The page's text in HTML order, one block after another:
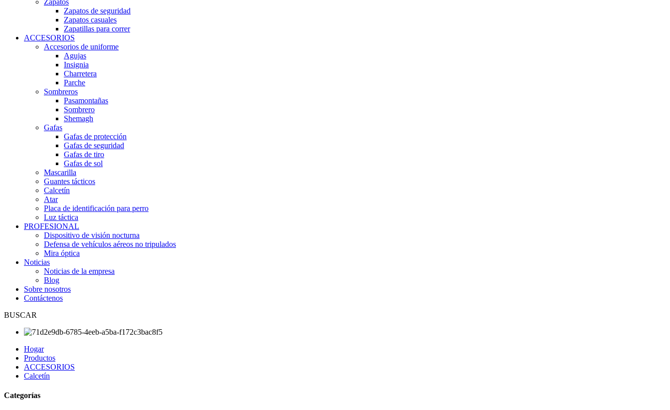
Zapatos
Zapatos de seguridad
Zapatos casuales
Zapatillas para correr
ACCESORIOS
Accesorios de uniforme
Agujas
Insignia
Charretera
Parche
Sombreros
Pasamontañas
Sombrero
Shemagh
Gafas
Gafas de protección
Gafas de seguridad
Gafas de tiro
Gafas de sol
Mascarilla
Guantes tácticos
Calcetín
Atar
Placa de identificación para perro
Luz táctica
PROFESIONAL
Dispositivo de visión nocturna
Defensa de vehículos aéreos no tripulados
Mira óptica
Noticias
Noticias de la empresa
Blog
Sobre nosotros
Contáctenos
BUSCAR
Hogar
Productos
ACCESORIOS
Calcetín
Categorías